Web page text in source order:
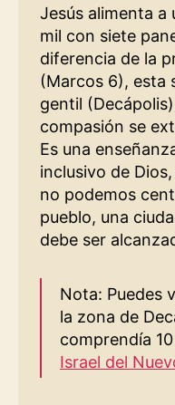
Jesús alimenta a
mil con siete
diferencia de la
(Marcos 6), esta
gentil
compasión se
Es una
inclusivo de
no podemos
pueblo, una
debe ser
Nota: Puedes
la zona de
comprendía
Israel del